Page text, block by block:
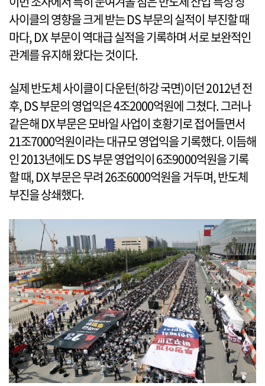
사이클의 영향을 크게 받는 DS 부문의 실적이 부진할 때
마다, DX 부문이 역대급 실적을 기록하며 서로 보완적인
관계를 유지해 왔다는 것이다.
실제 반도체 사이클이 다운턴(하강 국면)이던 2012년 전
후, DS 부문의 영업익은 4조2000억원에 그쳤다. 그러나
같은해 DX 부문은 모바일 사업이 호황기로 접어들면서
21조7000억원이라는 대규모 영업익을 기록했다. 이듬해
인 2013년에도 DS 부문 영업익이 6조9000억원을 기록
할 때, DX 부문은 무려 26조6000억원을 거두며, 반도체
부진을 상쇄했다.